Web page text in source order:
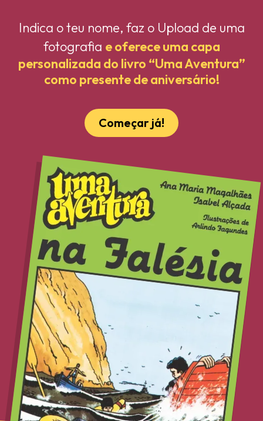
Indica o teu nome, faz o Upload de uma
fotografia e oferece uma capa
personalizada do livro “Uma Aventura”
como presente de aniversário!
Começar já!